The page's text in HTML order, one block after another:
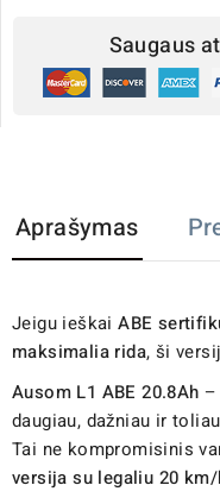
Saugaus
Aprašymas
Jeigu ieškaiABE
maksimalia rida, ši
Ausom L1 ABE 20.8Ah –
daugiau, dažniau ir
Tai ne kompromisinis
versija su legaliu 20